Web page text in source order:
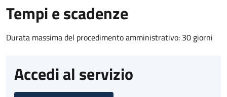
Tempi e scadenze
Durata massima del procedimento amministrativo: 30 giorni
Accedi al servizio